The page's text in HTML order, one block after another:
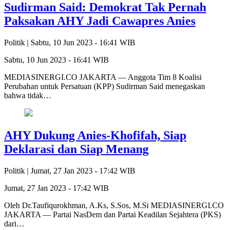
Sudirman Said: Demokrat Tak Pernah
Paksakan AHY Jadi Cawapres Anies
Politik | Sabtu, 10 Jun 2023 - 16:41 WIB
Sabtu, 10 Jun 2023 - 16:41 WIB
MEDIASINERGI.CO JAKARTA — Anggota Tim 8 Koalisi
Perubahan untuk Persatuan (KPP) Sudirman Said menegaskan
bahwa tidak…
AHY Dukung Anies-Khofifah, Siap
Deklarasi dan Siap Menang
Politik | Jumat, 27 Jan 2023 - 17:42 WIB
Jumat, 27 Jan 2023 - 17:42 WIB
Oleh Dr.Taufiqurokhman, A.Ks, S.Sos, M.Si MEDIASINERGI.CO
JAKARTA — Partai NasDem dan Partai Keadilan Sejahtera (PKS)
dari…